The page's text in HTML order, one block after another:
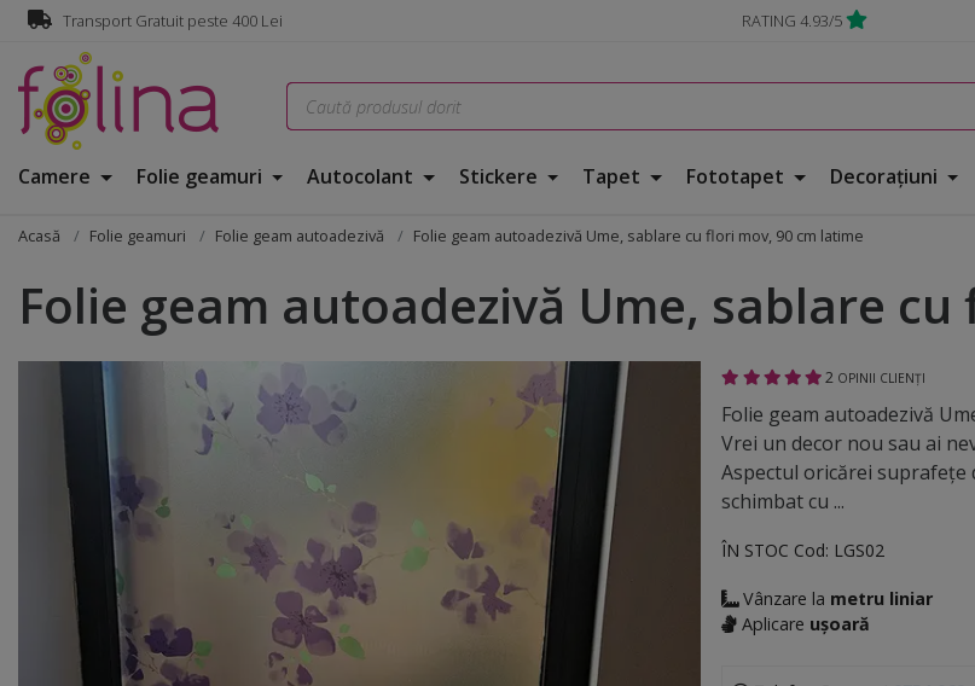
Transport Gratuit peste 400 Lei RATING 4.93/5
Camere Folie geamuri Autocolant Stickere Tapet Fototapet Decorațiuni
Acasă Folie geamuri Folie geam autoadezivă Folie geam autoadezivă Ume, sablare cu flori mov, 90 cm latime
Folie geam autoadezivă Ume, sablare
2 OPINII CLIENȚI
Folie geam autoadezivă
Vrei un decor nou sau ai
Aspectul oricărei suprafeţe
schimbat cu ...
ÎN STOC Cod: LGS02
Vânzare la metru liniar
Aplicare ușoară